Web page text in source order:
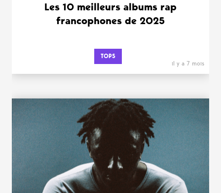
Les 10 meilleurs albums rap
francophones de 2025
TOPS
il y a 7 mois